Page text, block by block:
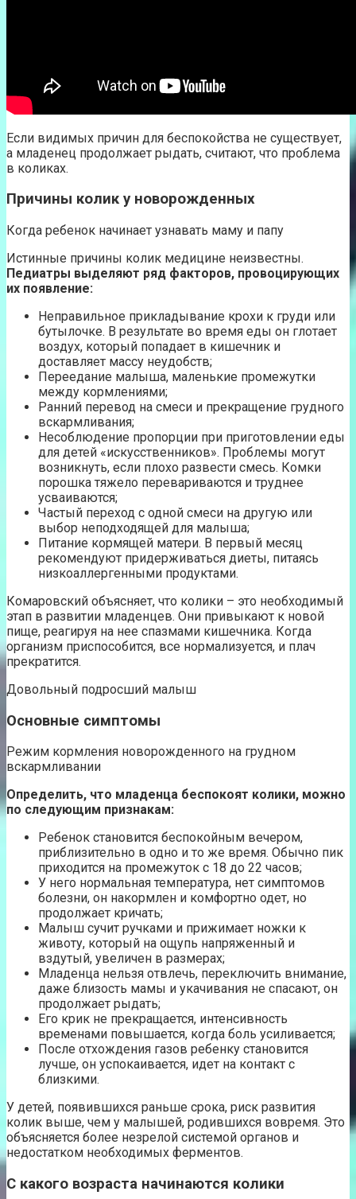
Если видимых причин для беспокойства не существует,
а младенец продолжает рыдать, считают, что проблема
в коликах.
Причины колик у новорожденных
Когда ребенок начинает узнавать маму и папу
Истинные причины колик медицине неизвестны.
Педиатры выделяют ряд факторов, провоцирующих
их появление:
Неправильное прикладывание крохи к груди или
бутылочке. В результате во время еды он глотает
воздух, который попадает в кишечник и
доставляет массу неудобств;
Переедание малыша, маленькие промежутки
между кормлениями;
Ранний перевод на смеси и прекращение грудного
вскармливания;
Несоблюдение пропорции при приготовлении еды
для детей «искусственников». Проблемы могут
возникнуть, если плохо развести смесь. Комки
порошка тяжело перевариваются и труднее
усваиваются;
Частый переход с одной смеси на другую или
выбор неподходящей для малыша;
Питание кормящей матери. В первый месяц
рекомендуют придерживаться диеты, питаясь
низкоаллергенными продуктами.
Комаровский объясняет, что колики – это необходимый
этап в развитии младенцев. Они привыкают к новой
пище, реагируя на нее спазмами кишечника. Когда
организм приспособится, все нормализуется, и плач
прекратится.
Довольный подросший малыш
Основные симптомы
Режим кормления новорожденного на грудном
вскармливании
Определить, что младенца беспокоят колики, можно
по следующим признакам:
Ребенок становится беспокойным вечером,
приблизительно в одно и то же время. Обычно пик
приходится на промежуток с 18 до 22 часов;
У него нормальная температура, нет симптомов
болезни, он накормлен и комфортно одет, но
продолжает кричать;
Малыш сучит ручками и прижимает ножки к
животу, который на ощупь напряженный и
вздутый, увеличен в размерах;
Младенца нельзя отвлечь, переключить внимание,
даже близость мамы и укачивания не спасают, он
продолжает рыдать;
Его крик не прекращается, интенсивность
временами повышается, когда боль усиливается;
После отхождения газов ребенку становится
лучше, он успокаивается, идет на контакт с
близкими.
У детей, появившихся раньше срока, риск развития
колик выше, чем у малышей, родившихся вовремя. Это
объясняется более незрелой системой органов и
недостатком необходимых ферментов.
С какого возраста начинаются колики